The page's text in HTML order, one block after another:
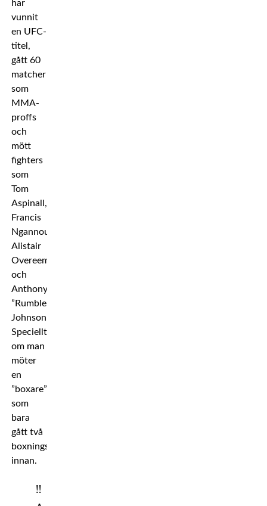
har
vunnit
en UFC-
titel,
gått 60
matcher
som
MMA-
proffs
och
mött
fighters
som
Tom
Aspinall,
Francis
Ngannou,
Alistair
Overeem
och
Anthony
”Rumble”
Johnson.
Speciellt
om man
möter
en
”boxare”
som
bara
gått två
boxningsmatcher
innan.
‼️